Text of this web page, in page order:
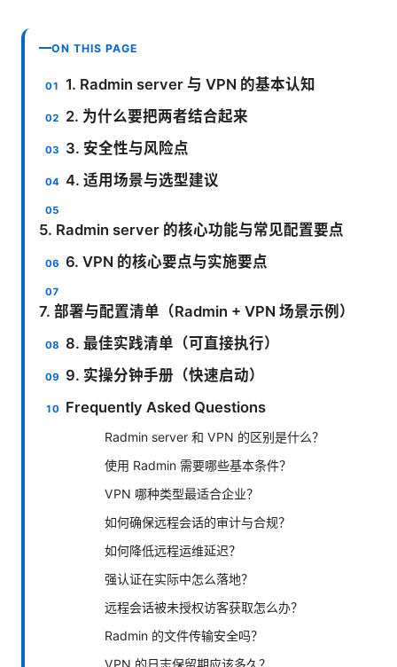
ON THIS PAGE
1. Radmin server 与 VPN 的基本认知
2. 为什么要把两者结合起来
3. 安全性与风险点
4. 适用场景与选型建议
5. Radmin server 的核心功能与常见配置要点
6. VPN 的核心要点与实施要点
7. 部署与配置清单（Radmin + VPN 场景示例）
8. 最佳实践清单（可直接执行）
9. 实操分钟手册（快速启动）
Frequently Asked Questions
Radmin server 和 VPN 的区别是什么？
使用 Radmin 需要哪些基本条件？
VPN 哪种类型最适合企业？
如何确保远程会话的审计与合规？
如何降低远程运维延迟？
强认证在实际中怎么落地？
远程会话被未授权访客获取怎么办？
Radmin 的文件传输安全吗？
VPN 的日志保留期应该多久？